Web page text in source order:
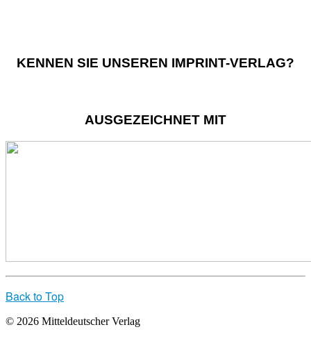
KENNEN SIE UNSEREN IMPRINT-VERLAG?
AUSGEZEICHNET MIT
Back to Top
© 2026 Mitteldeutscher Verlag